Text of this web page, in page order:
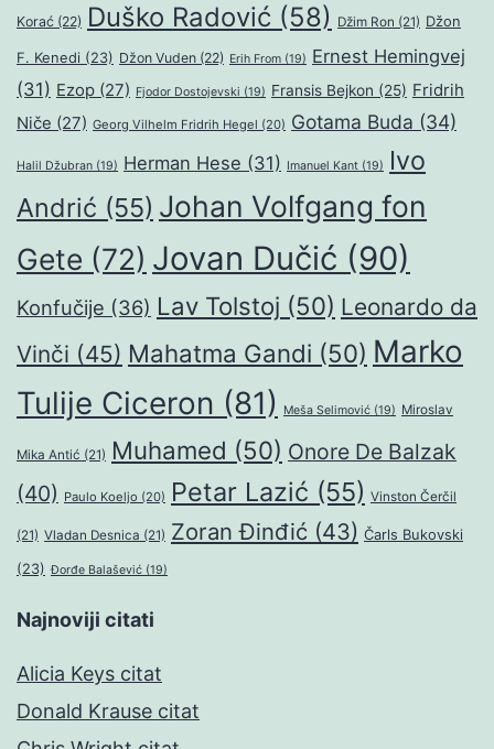
Korać (22) Duško Radović (58) Džim Ron (21) Džon
F. Kenedi (23) Džon Vuden (22) Erih From (19) Ernest Hemingvej
(31) Ezop (27) Fjodor Dostojevski (19) Fransis Bejkon (25) Fridrih
Niče (27) Georg Vilhelm Fridrih Hegel (20) Gotama Buda (34)
Halil Džubran (19) Herman Hese (31) Imanuel Kant (19)
Ivo
Andrić (55) Johan Volfgang fon
Gete (72) Jovan Dučić (90)
Konfučije (36) Lav Tolstoj (50) Leonardo da
Vinči (45) Mahatma Gandi (50) Marko
Tulije Ciceron (81) Meša Selimović (19) Miroslav
Mika Antić (21) Muhamed (50) Onore De Balzak
(40) Paulo Koeljo (20) Petar Lazić (55) Vinston Čerčil
(21) Vladan Desnica (21) Zoran Đinđić (43) Čarls Bukovski
(23) Đorđe Balašević (19)
Najnoviji citati
Alicia Keys citat
Donald Krause citat